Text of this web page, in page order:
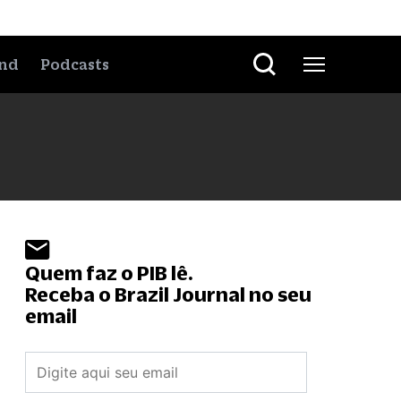
Podcasts
Quem faz o PIB lê.
Receba o Brazil Journal no seu
email